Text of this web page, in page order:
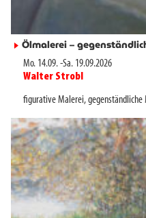
► Ölmalerei –
Mo. 14.09.-Sa. 19.09.2026
Walter Strobl
figurative Malerei,gegenständliche